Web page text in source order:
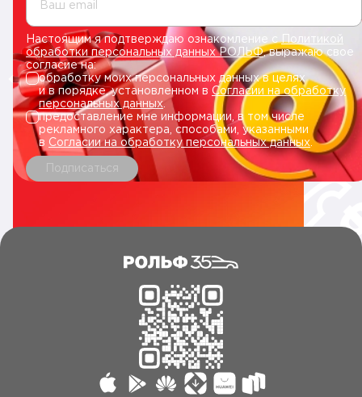
Ваш email
Настоящим я подтверждаю ознакомление сПолитикой
обработки персональных данных РОЛЬФ, выражаю свое
согласие на:
обработку моих персональных данных в целях
и в порядке, установленном в Согласии на обработку
персональных данных.
предоставление мне информации, в том числе
рекламного характера, способами, указанными
в Согласии на обработку персональных данных
Подписаться